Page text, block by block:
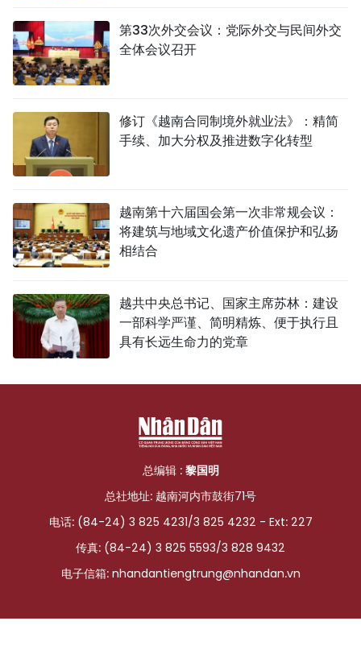
第33次外交会议：党际外交与民间外交
全体会议召开
修订《越南合同制境外就业法》：精简
手续、加大分权及推进数字化转型
越南第十六届国会第一次非常规会议：
将建筑与地域文化遗产价值保护和弘扬
相结合
越共中央总书记、国家主席苏林：建设
一部科学严谨、简明精炼、便于执行且
具有长远生命力的党章
总编辑 : 黎国明
总社地址: 越南河内市鼓街71号
电话: (84-24) 3 825 4231/3 825 4232 - Ext: 227
传真: (84-24) 3 825 5593/3 828 9432
电子信箱: nhandantiengtrung@nhandan.vn